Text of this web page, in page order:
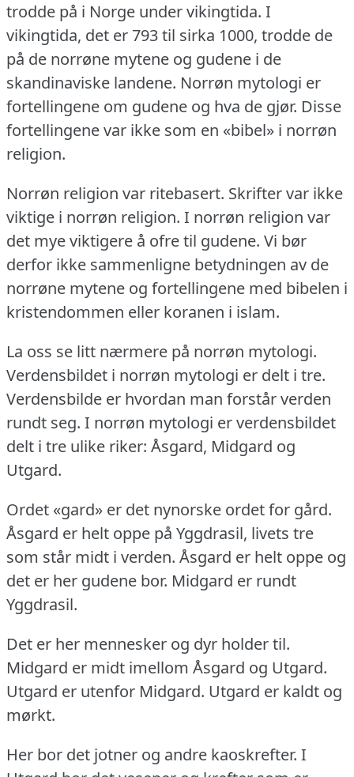
trodde på i Norge under vikingtida. I
vikingtida, det er 793 til sirka 1000, trodde de
på de norrøne mytene og gudene i de
skandinaviske landene. Norrøn mytologi er
fortellingene om gudene og hva de gjør. Disse
fortellingene var ikke som en «bibel» i norrøn
religion.
Norrøn religion var ritebasert. Skrifter var ikke
viktige i norrøn religion. I norrøn religion var
det mye viktigere å ofre til gudene. Vi bør
derfor ikke sammenligne betydningen av de
norrøne mytene og fortellingene med bibelen i
kristendommen eller koranen i islam.
La oss se litt nærmere på norrøn mytologi.
Verdensbildet i norrøn mytologi er delt i tre.
Verdensbilde er hvordan man forstår verden
rundt seg. I norrøn mytologi er verdensbildet
delt i tre ulike riker: Åsgard, Midgard og
Utgard.
Ordet «gard» er det nynorske ordet for gård.
Åsgard er helt oppe på Yggdrasil, livets tre
som står midt i verden. Åsgard er helt oppe og
det er her gudene bor. Midgard er rundt
Yggdrasil.
Det er her mennesker og dyr holder til.
Midgard er midt imellom Åsgard og Utgard.
Utgard er utenfor Midgard. Utgard er kaldt og
mørkt.
Her bor det jotner og andre kaoskrefter. I